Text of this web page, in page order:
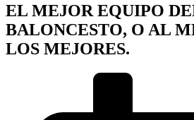
EL MEJOR EQUIPO
BALONCESTO, O AL
LOS MEJORES.